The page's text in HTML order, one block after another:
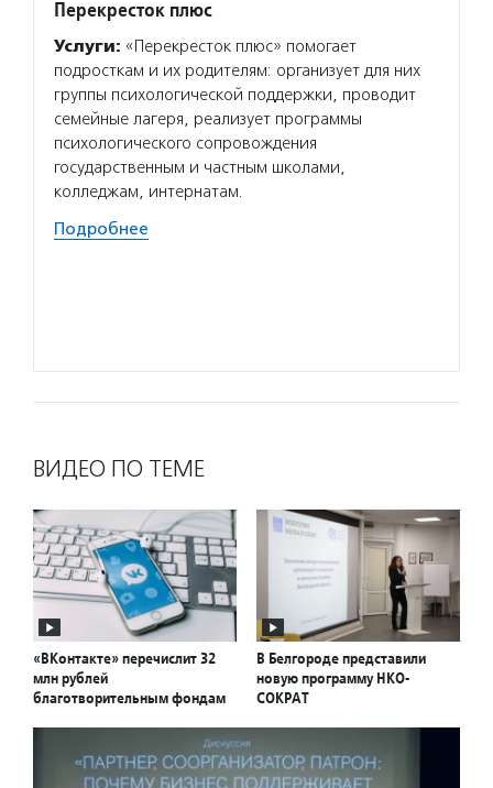
Перекресток плюс
Услуги: «Перекресток плюс» помогает
подросткам и их родителям: организует для них
группы психологической поддержки, проводит
семейные лагеря, реализует программы
психологического сопровождения
государственным и частным школами,
колледжам, интернатам.
Подробнее
ВИДЕО ПО ТЕМЕ
«ВКонтакте» перечислит 32
млн рублей
благотворительным фондам
В Белгороде представили
новую программу НКО-
СОКРАТ